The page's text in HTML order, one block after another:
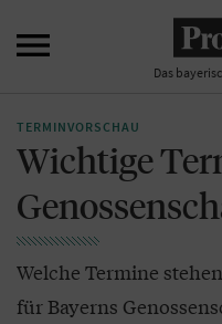

Das
TERMINVORSCHAU
Wichtige
Welche Termine
für Bayerns